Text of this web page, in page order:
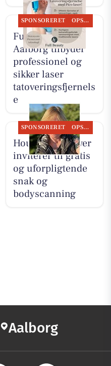
SPONSORERET OPSLAGSTAVLEN
Full Beauty
Aalborg tilbyder
professionel og
sikker laser
tatoveringsfjernels
e
SPONSORERET OPSLAGSTAVLEN
Houen Life Power
inviterer til gratis
og uforpligtende
snak og
bodyscanning
Aalborg